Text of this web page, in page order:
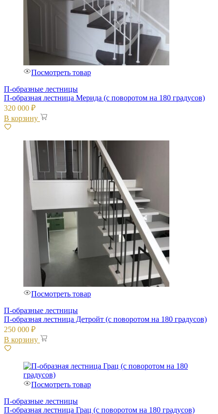
Посмотреть товар
П-образные лестницы
П-образная лестница Мерида (с поворотом на 180 градусов)
320 000 ₽
В корзину
Посмотреть товар
П-образные лестницы
П-образная лестница Детройт (с поворотом на 180 градусов)
250 000 ₽
В корзину
Посмотреть товар
П-образные лестницы
П-образная лестница Грац (с поворотом на 180 градусов)